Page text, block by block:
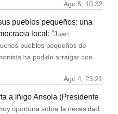
Ago 5, 10:32
pueblos pequeños: una
local : “Juan,
pueblos pequeños de
ha podido arraigar con
Ago 4, 23:21
a Iñigo Ansola (Presidente
oportuna sobre la necesidad